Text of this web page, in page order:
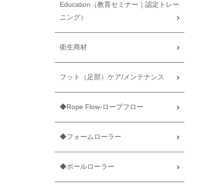
Education（教育セミナー｜認定トレー
ニング）
衛生商材
フット（足部）ケア/メンテナンス
◆Rope Flow-ロープフロー
◆フォームローラー
◆ボールローラー